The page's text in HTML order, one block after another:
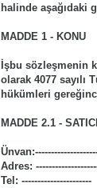
halinde aşağıdaki
MADDE 1 - KONU
İşbu sözleşmenin
olarak 4077 sayılı
hükümleri
MADDE 2.1 -
Adres:
Tel: ----------------------